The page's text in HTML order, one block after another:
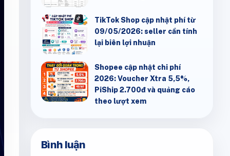
TikTok Shop cập nhật phí từ
09/05/2026: seller cần tính
lại biên lợi nhuận
Shopee cập nhật chi phí
2026: Voucher Xtra 5,5%,
PiShip 2.700đ và quảng cáo
theo lượt xem
Bình luận